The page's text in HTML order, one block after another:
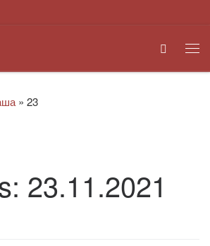
Search
» 23
23.11.2021